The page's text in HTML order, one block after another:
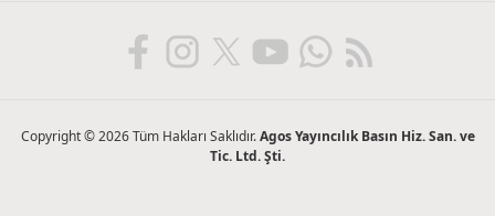
Copyright © 2026 Tüm Hakları Saklıdır.Agos Yayıncılık Basın Hiz. San. ve
Tic. Ltd. Şti.